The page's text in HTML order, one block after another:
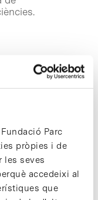
Parc
pròpies i de
les seves
accedeixi al
que
el
de
ofereix a les
una base
millors
de serveis
com les
de què